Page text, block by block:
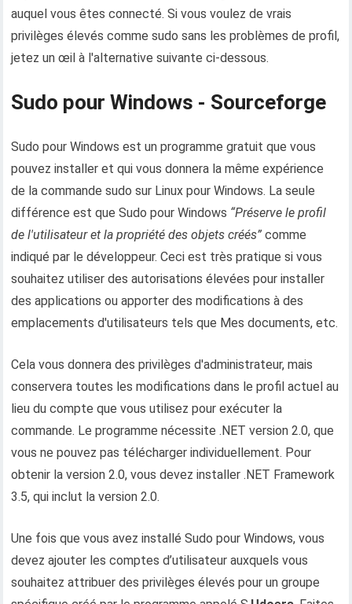
auquel vous êtes connecté. Si vous voulez de vrais
privilèges élevés comme sudo sans les problèmes de profil,
jetez un œil à l'alternative suivante ci-dessous.
Sudo pour Windows - Sourceforge
Sudo pour Windows est un programme gratuit que vous
pouvez installer et qui vous donnera la même expérience
de la commande sudo sur Linux pour Windows. La seule
différence est que Sudo pour Windows “Préserve le profil
de l'utilisateur et la propriété des objets créés” comme
indiqué par le développeur. Ceci est très pratique si vous
souhaitez utiliser des autorisations élevées pour installer
des applications ou apporter des modifications à des
emplacements d'utilisateurs tels que Mes documents, etc.
Cela vous donnera des privilèges d'administrateur, mais
conservera toutes les modifications dans le profil actuel au
lieu du compte que vous utilisez pour exécuter la
commande. Le programme nécessite .NET version 2.0, que
vous ne pouvez pas télécharger individuellement. Pour
obtenir la version 2.0, vous devez installer .NET Framework
3.5, qui inclut la version 2.0.
Une fois que vous avez installé Sudo pour Windows, vous
devez ajouter les comptes d’utilisateur auxquels vous
souhaitez attribuer des privilèges élevés pour un groupe